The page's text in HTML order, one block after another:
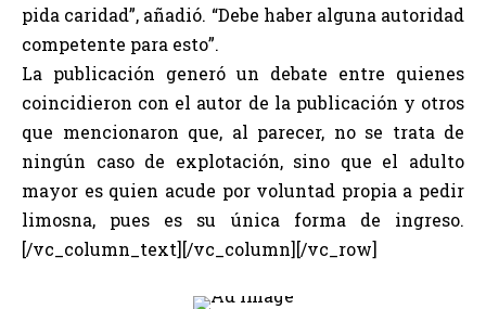
pida caridad”, añadió. “Debe haber alguna autoridad
competente para esto”.
La publicación generó un debate entre quienes
coincidieron con el autor de la publicación y otros
que mencionaron que, al parecer, no se trata de
ningún caso de explotación, sino que el adulto
mayor es quien acude por voluntad propia a pedir
limosna, pues es su única forma de ingreso.
[/vc_column_text][/vc_column][/vc_row]